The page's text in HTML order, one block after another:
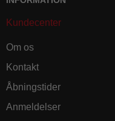
Kundecenter
Om os
Kontakt
Åbningstider
Anmeldelser